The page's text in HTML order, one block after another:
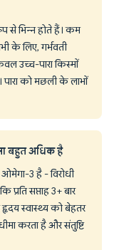
से भिन्न होते हैं। कम
के लिए, गर्भवती
उच्च-पारा किस्मों
को मछली के लाभों
बहुत अधिक है
3 है - विरोधी
सप्ताह 3+ बार
स्वास्थ्य को बेहतर
करता है और संतुष्टि